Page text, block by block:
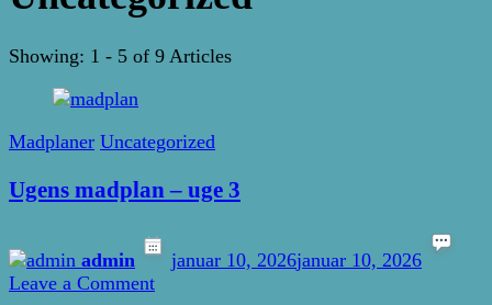
Showing: 1 - 5 of 9 Articles
Madplaner Uncategorized
Ugens madplan – uge 3
admin januar 10, 2026januar 10, 2026
Leave a Commenton